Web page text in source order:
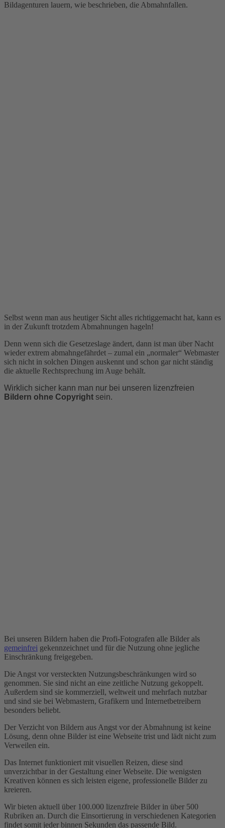
Bildagenturen lauern, wie beschrieben, die Abmahnfallen.
Selbst wenn man aus heutiger Sicht alles richtiggemacht hat, kann es
in der Zukunft trotzdem Abmahnungen hageln!
Denn wenn sich die Gesetzeslage ändert, dann ist man über Nacht
wieder extrem abmahngefährdet – zumal ein „normaler“ Webmaster
sich nicht in solchen Dingen auskennt und schon gar nicht ständig
die aktuelle Rechtsprechung im Auge behält.
Wirklich sicher kann man nur bei unseren lizenzfreien
Bildern ohne Copyright sein.
Bei unseren Bildern haben die Profi-Fotografen alle Bilder als
gemeinfrei gekennzeichnet und für die Nutzung ohne jegliche
Einschränkung freigegeben.
Die Angst vor versteckten Nutzungsbeschränkungen wird so
genommen. Sie sind nicht an eine zeitliche Nutzung gekoppelt.
Außerdem sind sie kommerziell, weltweit und mehrfach nutzbar
und sind sie bei Webmastern, Grafikern und Internetbetreibern
besonders beliebt.
Der Verzicht von Bildern aus Angst vor der Abmahnung ist keine
Lösung, denn ohne Bilder ist eine Webseite trist und lädt nicht zum
Verweilen ein.
Das Internet funktioniert mit visuellen Reizen, diese sind
unverzichtbar in der Gestaltung einer Webseite. Die wenigsten
Kreativen können es sich leisten eigene, professionelle Bilder zu
kreieren.
Wir bieten aktuell über 100.000 lizenzfreie Bilder in über 500
Rubriken an. Durch die Einsortierung in verschiedenen Kategorien
findet somit jeder binnen Sekunden das passende Bild.